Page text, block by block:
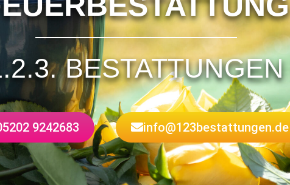
BESTATTUNGEN
9242683 info@123bestattungen.de